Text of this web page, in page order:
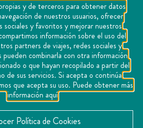
Travel 2021 | v 1.1
Cookies
Aviso de privacidad
Directorio
y de terceros para obtener datos
de nuestros usuarios, ofrecer
sociales y favoritos y mejorar nuestros
información sobre el uso del
partners de viajes, redes sociales y
pueden combinarla con otra información
o que hayan recopilado a partir del
de sus servicios. Si acepta o continúa
que acepta su uso. Puede obtener más
información aquí
Política de Cookies